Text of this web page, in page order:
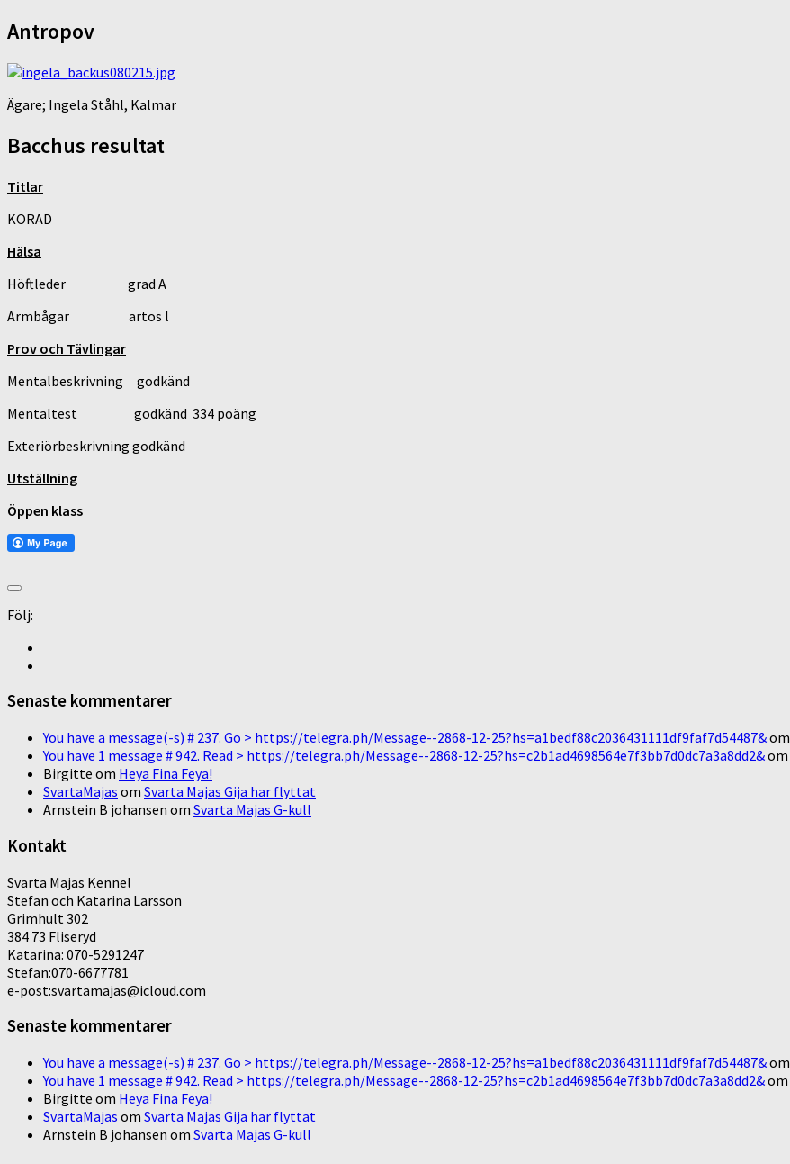
Antropov
Ägare; Ingela Ståhl, Kalmar
Bacchus resultat
Titlar
KORAD
Hälsa
Höftleder grad A
Armbågar artos l
Prov och Tävlingar
Mentalbeskrivning godkänd
Mentaltest godkänd 334 poäng
Exteriörbeskrivning godkänd
Utställning
Öppen klass
Följ:
Senaste kommentarer
You have a message(-s) # 237. Go > https://telegra.ph/Message--2868-12-25?hs=a1bedf88c2036431111df9faf7d54487&om
You have 1 message # 942. Read > https://telegra.ph/Message--2868-12-25?hs=c2b1ad4698564e7f3bb7d0dc7a3a8dd2&om
Birgitte om Heya Fina Feya!
SvartaMajas om Svarta Majas Gija har flyttat
Arnstein B johansen om Svarta Majas G-kull
Kontakt
Svarta Majas Kennel
Stefan och Katarina Larsson
Grimhult 302
384 73 Fliseryd
Katarina: 070-5291247
Stefan:070-6677781
e-post:svartamajas@icloud.com
Senaste kommentarer
You have a message(-s) # 237. Go > https://telegra.ph/Message--2868-12-25?hs=a1bedf88c2036431111df9faf7d54487&om
You have 1 message # 942. Read > https://telegra.ph/Message--2868-12-25?hs=c2b1ad4698564e7f3bb7d0dc7a3a8dd2&om
Birgitte om Heya Fina Feya!
SvartaMajas om Svarta Majas Gija har flyttat
Arnstein B johansen om Svarta Majas G-kull